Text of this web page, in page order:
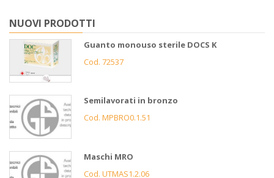
NUOVI PRODOTTI
Guanto monouso sterile DOCS K
Cod. 72537
Semilavorati in bronzo
Cod. MPBRO0.1.51
Maschi MRO
Cod. UTMAS1.2.06